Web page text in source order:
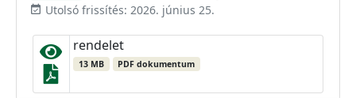
event_available Utolsó frissítés: 2026. június 25.
rendelet
13 MB PDF dokumentum